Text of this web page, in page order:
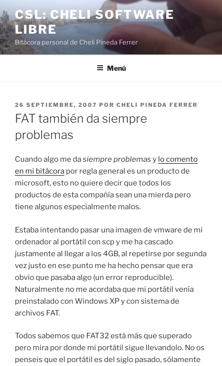
al
contenido
CSL: CHELI SOFTWARE
LIBRE
Bitácora personal de Cheli Pineda Ferrer
Menú
PUBLICADO
EL
26 SEPTIEMBRE, 2007 POR CHELI PINEDA FERRER
FAT también da siempre
problemas
Cuando algo me dasiempre problemas y lo comento
en mi bitácora por regla general es un producto de
microsoft, esto no quiere decir que todos los
productos de esta compañía sean una mierda pero
tiene algunos especialmente malos.
Estaba intentando pasar una imagen de vmware de mi
ordenador al portátil con scp y me ha cascado
justamente al llegar a los 4GB, al repetirse por segunda
vez justo en ese punto me ha hecho pensar que era
obvio que pasaba algo (un error reproducible).
Naturalmente no me acordaba que mi portátil venía
preinstalado con Windows XP y con sistema de
archivos FAT.
Todos sabemos que FAT32 está más que superado
pero mira por donde mi portátil sigue llevandolo. No os
penseis que el portátil es del siglo pasado, sólamente